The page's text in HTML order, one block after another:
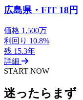
広島県・FIT 18円
価格 1,500万
利回り 10.8%
残 15.3年
詳細
START NOW
迷ったらまず